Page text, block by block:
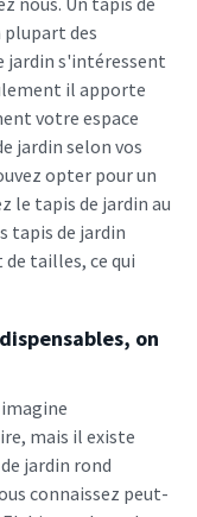
des
jardin s'intéressent
il apporte
votre espace
jardin selon vos
opter pour un
le tapis de jardin au
tapis de jardin
tailles, ce qui
on
mais il existe
jardin rond
connaissez peut-